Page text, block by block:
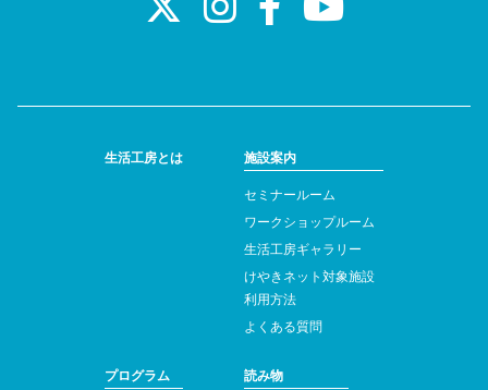
生活工房とは 施設案内
セミナールーム
ワークショップルーム
生活工房ギャラリー
けやきネット対象施設
利用方法
よくある質問
プログラム 読み物